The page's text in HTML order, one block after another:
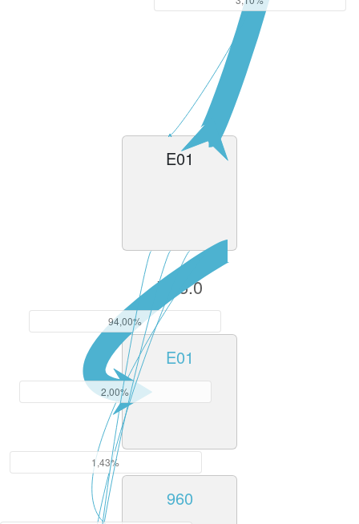
E01
V15.0
E01
960
94,00%
2,00%
1,43%